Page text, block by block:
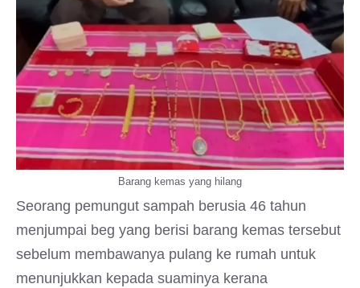
Barang kemas yang hilang
Seorang pemungut sampah berusia 46 tahun
menjumpai beg yang berisi barang kemas tersebut
sebelum membawanya pulang ke rumah untuk
menunjukkan kepada suaminya kerana